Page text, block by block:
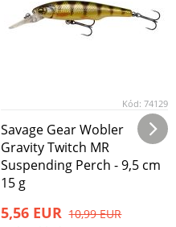
Kód: 74129
Savage Gear Wobler
Gravity Twitch MR
Suspending Perch - 9,5 cm
15 g
5,56 EUR 10,99 EUR